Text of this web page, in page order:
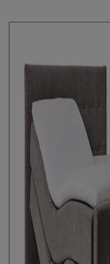
Afdeklaag dikte
Aantal slagen per veer
Aantal veren per m2
Matras(sen)
Modelnaam matras
Opbouw matraskern
Type comfortlaag
Aantal veren per m2